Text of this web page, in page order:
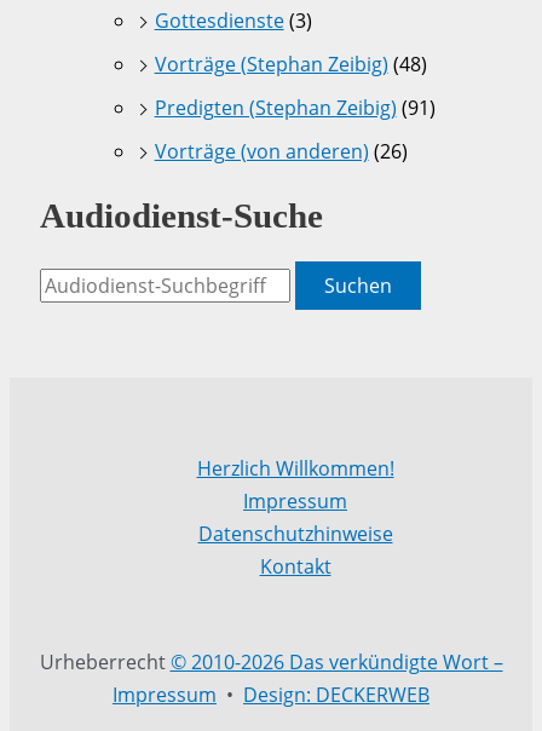
Gottesdienste(3)
Vorträge (Stephan Zeibig) (48)
Predigten (Stephan Zeibig) (91)
Vorträge (von anderen) (26)
Audiodienst-Suche
Suchen
Herzlich Willkommen!
Impressum
Datenschutzhinweise
Kontakt
Urheberrecht© 2010-2026 Das verkündigte Wort –
Impressum • Design: DECKERWEB